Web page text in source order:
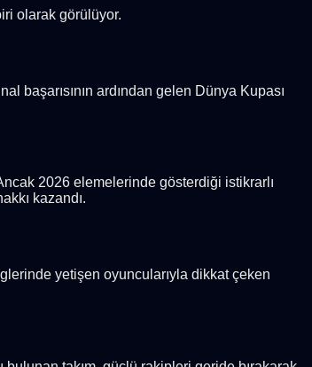
olarak görülüyor.
başarısının ardından gelen Dünya Kupası
2026 elemelerinde gösterdiği istikrarlı
kazandı.
yetişen oyuncularıyla dikkat çeken